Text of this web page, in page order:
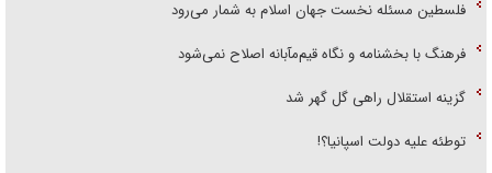
فلسطین مسئله نخست جهان اسلام به شمار می‌رود
فرهنگ با بخشنامه و نگاه قیم‌مآبانه اصلاح نمی‌شود
گزینه استقلال راهی گل گهر شد
توطئه علیه دولت اسپانیا؟!